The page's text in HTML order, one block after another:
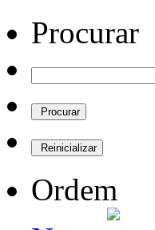
Procurar
Ordem